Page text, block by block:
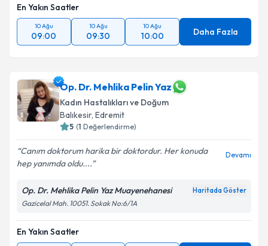
En Yakın Saatler
10 Ağu
09:00
10 Ağu
09:30
10 Ağu
10:00 Daha Fazla
Op. Dr. Mehlika Pelin Yaz
Kadın Hastalıkları ve Doğum
Balıkesir, Edremit
5 (1 Değerlendirme)
Canım doktorum harika bir doktordur. Her konuda
hep yanımda oldu....
Devamı
Op. Dr. Mehlika Pelin Yaz Muayenehanesi Haritada Göster
Gazicelal Mah. 10051. Sokak No:6/1A
En Yakın Saatler